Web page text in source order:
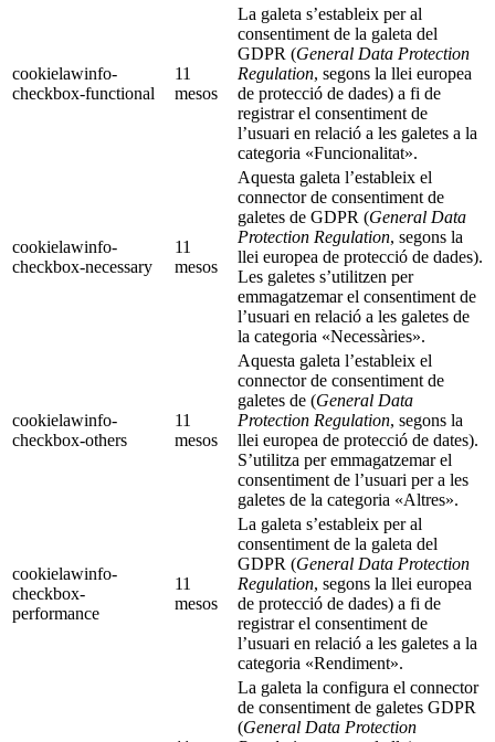
cookielawinfo-
checkbox-functional
11
mesos
La galeta s’estableix per al
consentiment de la galeta del
GDPR (General Data Protection
Regulation, segons la llei europea
de protecció de dades) a fi de
registrar el consentiment de
l’usuari en relació a les galetes a la
categoria «Funcionalitat».
cookielawinfo-
checkbox-necessary
11
mesos
Aquesta galeta l’estableix el
connector de consentiment de
galetes de GDPR (General Data
Protection Regulation, segons la
llei europea de protecció de dades).
Les galetes s’utilitzen per
emmagatzemar el consentiment de
l’usuari en relació a les galetes de
la categoria «Necessàries».
cookielawinfo-
checkbox-others
11
mesos
Aquesta galeta l’estableix el
connector de consentiment de
galetes de (General Data
Protection Regulation, segons la
llei europea de protecció de dates).
S’utilitza per emmagatzemar el
consentiment de l’usuari per a les
galetes de la categoria «Altres».
cookielawinfo-
checkbox-
performance
11
mesos
La galeta s’estableix per al
consentiment de la galeta del
GDPR (General Data Protection
Regulation, segons la llei europea
de protecció de dades) a fi de
registrar el consentiment de
l’usuari en relació a les galetes a la
categoria «Rendiment».
La galeta la configura el connector
de consentiment de galetes GDPR
(General Data Protection